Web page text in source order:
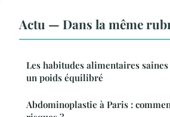
Actu — Dans la même
Les habitudes alimentaires
un poids équilibré
Abdominoplastie à Paris :